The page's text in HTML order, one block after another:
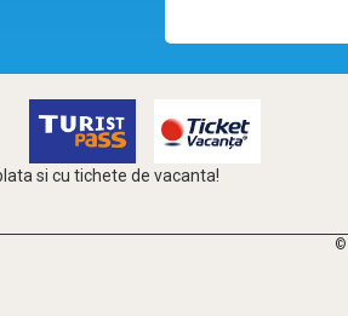
si cu tichete de vacanta!
©